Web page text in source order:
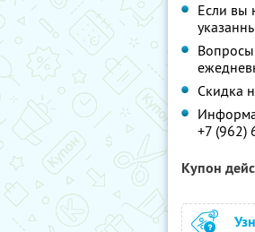
Если вы
Скидка
+7 (962)
Купон